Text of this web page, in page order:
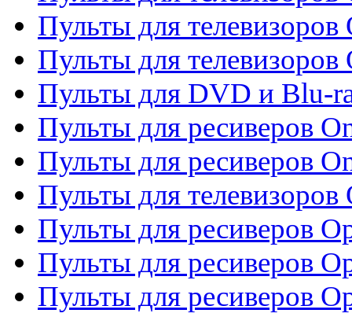
Пульты для телевизоров
Пульты для телевизоров
Пульты для DVD и Blu-
Пульты для ресиверов
Пульты для ресиверов
Пульты для телевизоров
Пульты для ресиверов
Пульты для ресиверов
Пульты для ресиверов